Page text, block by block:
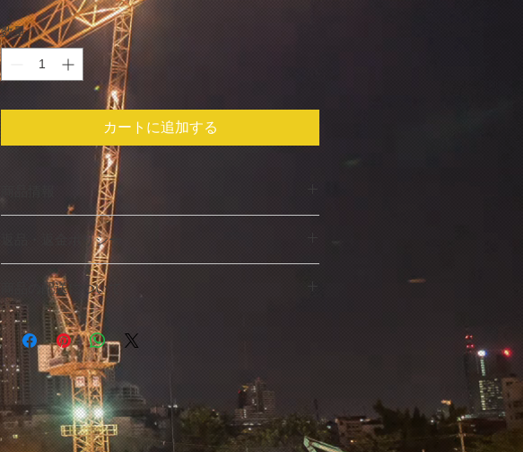
格
数量 *
カートに追加する
商品の詳細を入力してください。サイズ、素材、取扱説
明に加え、商品の特徴やおすすめのポイントなどを説明
しましょう。
返品・返金ポリシー
返品・返金ポリシーを入力してください。顧客が商品に
満足しなかった場合や、不備があった場合に行う手続き
の手順などを説明しましょう。内容を明確にすることで
顧客からの信頼を獲得し、安心して商品を購入していた
だけます。
商品の配送について
配送地域、料金、所要時間、梱包など、商品の配送に関
する情報を入力してください。配送情報を明確にするこ
とで顧客からの信頼を獲得し、安心して商品を購入して
いただけます。